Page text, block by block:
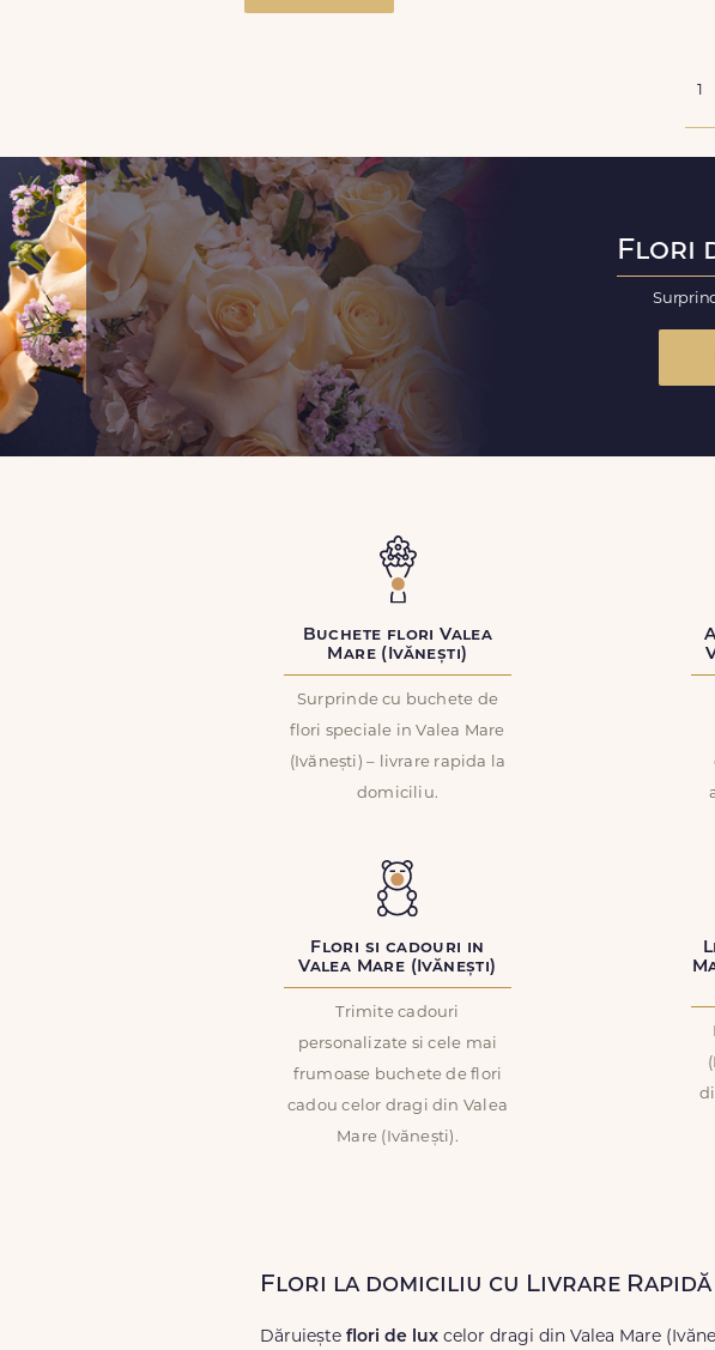
1
Flori
Buchete flori Valea
Mare (Ivănești)
Surprinde cu buchete de
flori speciale in Valea Mare
(Ivănești) – livrare rapida la
domiciliu.
Flori si cadouri in
Valea Mare (Ivănești)
Trimite cadouri
personalizate si cele mai
frumoase buchete de flori
cadou celor dragi din Valea
Mare (Ivănești).
Flori la domiciliu cu Livrare
Dăruiește flori de lux celor dragi din Valea Mare